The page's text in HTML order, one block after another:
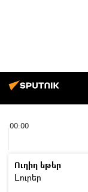
00:00
Ուղիղ եթեր
Լուրեր